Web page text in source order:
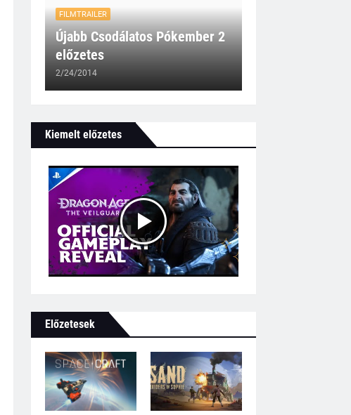
FILMTRAILER
Újabb Csodálatos Pókember 2
előzetes
2/24/2014
Kiemelt előzetes
Előzetesek